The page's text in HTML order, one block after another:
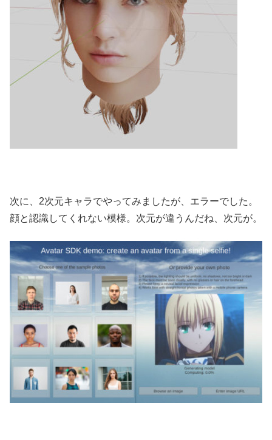
次に、2次元キャラでやってみましたが、エラーでした。
顔と認識してくれない模様。次元が違うんだね、次元が。